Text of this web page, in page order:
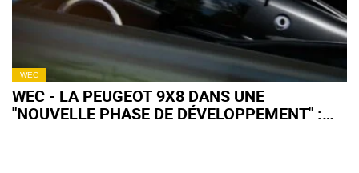
WEC
WEC - LA PEUGEOT 9X8 DANS UNE
"NOUVELLE PHASE DE DÉVELOPPEMENT" :